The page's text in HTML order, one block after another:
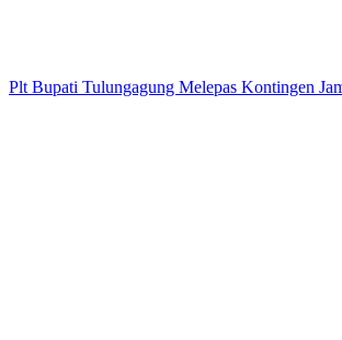
Plt Bupati Tulungagung Melepas Kontingen